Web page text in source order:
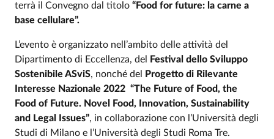
Event description
terrà il Convegno dal titolo “Food for future: la carne a
base cellulare”.
L’evento è organizzato nell’ambito delle attività del
Dipartimento di Eccellenza, del
Festival dello Sviluppo
Sostenibile ASviS, nonché del
Progetto di Rilevante
Interesse Nazionale 2022 “The Future of Food, the
Food of Future. Novel Food, Innovation, Sustainability
and Legal Issues”, in collaborazione con l’Università degli
Studi di Milano e l’Università degli Studi Roma Tre.